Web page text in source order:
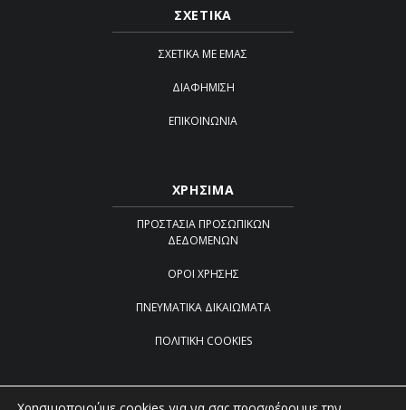
ΣΧΕΤΙΚΑ
ΣΧΕΤΙΚΆ ΜΕ ΕΜΆΣ
ΔΙΑΦΉΜΙΣΗ
ΕΠΙΚΟΙΝΩΝΊΑ
ΧΡΗΣΙΜΑ
ΠΡΟΣΤΑΣΊΑ ΠΡΟΣΩΠΙΚΏΝ
ΔΕΔΟΜΈΝΩΝ
ΌΡΟΙ ΧΡΉΣΗΣ
ΠΝΕΥΜΑΤΙΚΆ ΔΙΚΑΙΏΜΑΤΑ
ΠΟΛΙΤΙΚΉ COOKIES